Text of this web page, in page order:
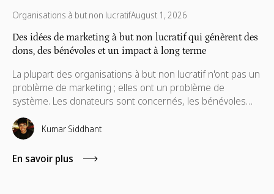
Organisations à but non lucratifAugust 1, 2026
Des idées de marketing à but non lucratif qui génèrent des
dons, des bénévoles et un impact à long terme
La plupart des organisations à but non lucratif n'ont pas un
problème de marketing ; elles ont un problème de
système. Les donateurs sont concernés, les bénévoles
répondent présents, mais l'engagement ne dure pas
toujours. Ce guide détaille des idées marketing pratiques
pour construire un impact à long terme.
Kumar Siddhant
En savoir plus